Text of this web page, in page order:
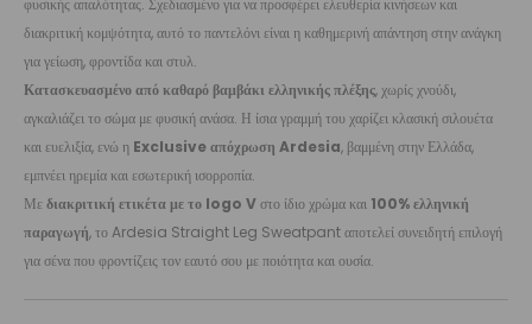
φυσικής απαλότητας. Σχεδιασμένο για να προσφέρει ελευθερία κινήσεων και
διακριτική κομψότητα, αυτό το παντελόνι είναι η καθημερινή απάντηση στην ανάγκη
για γείωση, φροντίδα και στυλ.
Κατασκευασμένο από καθαρό βαμβάκι ελληνικής πλέξης, χωρίς χνούδι,
αγκαλιάζει το σώμα με φυσική ανάσα. Η ίσια γραμμή του χαρίζει κλασική σιλουέτα
και ευελιξία, ενώ η Exclusive απόχρωση Ardesia, βαμμένη στην Ελλάδα,
εμπνέει ηρεμία και εσωτερική ισορροπία.
Μεδιακριτική ετικέτα με το logo Vστο ίδιο χρώμα και 100% ελληνική
παραγωγή, το Ardesia Straight Leg Sweatpant αποτελεί συνειδητή επιλογή
για σένα που φροντίζεις τον εαυτό σου με ποιότητα και ουσία.